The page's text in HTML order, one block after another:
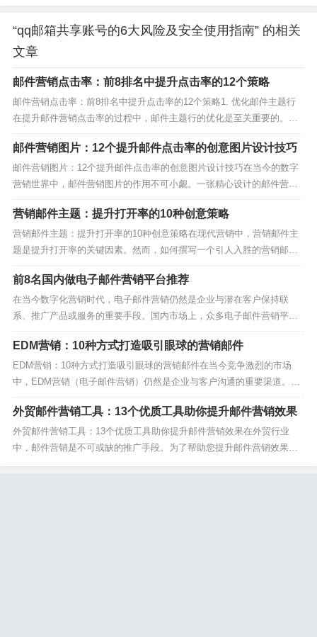
“qq邮箱共享账号的6大风险及安全使用指南” 的相关
文章
邮件营销点击率：前8排名中提升点击率的12个策略
邮件营销点击率：前8排名中提升点击率的12个策略1. 优化邮件主题行
在提升邮件营销点击率的过程中，邮件主题行的优化是至关重要的。一
个吸引人的主题行可以显著提高邮件营销点击率。试试使用MailBing的
个性化功能，根据用户的兴趣和行为定制主题行，这样能大大提升邮件
营销点击率哦！2. 个性化内容个性化内...
邮件营销图片：12个提升邮件点击率的创意图片设计技巧
邮件营销图片：12个提升邮件点击率的创意图片设计技巧在当今的数字
营销世界中，邮件营销图片的作用不可小觑。一张精心设计的邮件营销
图片不仅能吸引读者的眼球，还能显著提升邮件的点击率。今天，我们
将探讨12个提升邮件点击率的创意图片设计技巧，帮助你在MailBing（h
ttps://www.mailbing...
营销邮件主题：提升打开率的10种创意策略
营销邮件主题：提升打开率的10种创意策略在现代营销中，营销邮件主
题是提升打开率的关键因素。然而，如何撰写一个引人入胜的营销邮件
主题，却是许多营销人员面临的挑战。本文将为你介绍10种创意策略，
帮助你提升营销邮件主题的打开率！1. 个性化主题个性化营销邮件主题
可以大大提升打开率。通过使用收件人的姓名、公...
前8名国内做电子邮件营销平台推荐
在当今数字化营销时代，电子邮件营销仍然是企业与潜在客户保持联
系、推广产品或服务的重要手段。国内市场上，众多电子邮件营销平台
层出不穷，各具特色。本文将为您推荐前8名国内优秀的电子邮件营销平
台，助力您的营销事业更上一层楼。 一、邮件大师 邮件大师作为国内领
先的电子邮件营销平台，以其强大的邮件群发功能和精...
EDM营销：10种方式打造吸引眼球的营销邮件
EDM营销：10种方式打造吸引眼球的营销邮件在当今竞争激烈的市场
中，EDM营销（电子邮件营销）仍然是企业与客户沟通的重要渠道。然
而，如何打造吸引眼球的EDM营销邮件成为了许多营销人员面临的挑
战。本文将为您介绍10种实用方式，帮助您打造更具吸引力的EDM营销
邮件，提升营销效果。1. 个性化主题行EDM...
外贸邮件营销工具：13个优质工具助你提升邮件营销效果
外贸邮件营销工具：13个优质工具助你提升邮件营销效果在外贸行业
中，邮件营销是不可或缺的推广手段。为了帮助您提升邮件营销效果，